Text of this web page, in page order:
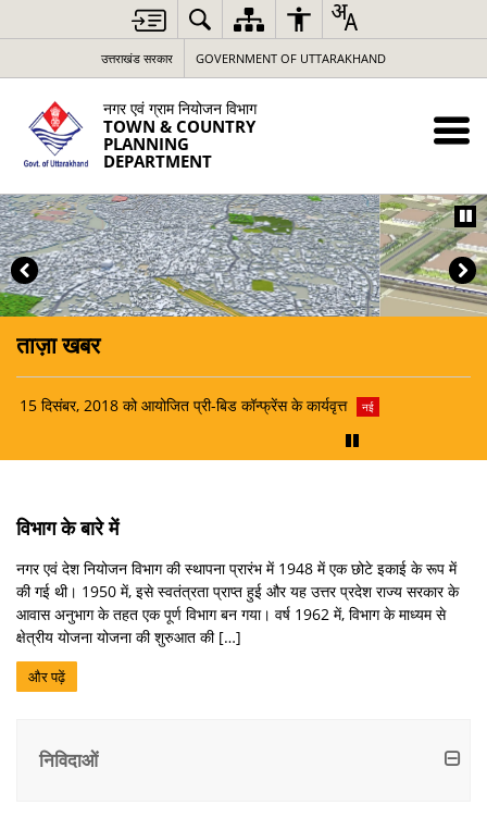
उत्तराखंड सरकार GOVERNMENT OF UTTARAKHAND
नगर एवं ग्राम नियोजन विभाग
TOWN & COUNTRY
PLANNING
DEPARTMENT
ताज़ा खबर
15 दिसंबर, 2018 को आयोजित प्री-बिड कॉन्फ्रेंस के कार्यवृत्त नई
विभाग के बारे में
नगर एवं देश नियोजन विभाग की स्थापना प्रारंभ में 1948 में एक छोटे इकाई के रूप में
की गई थी। 1950 में, इसे स्वतंत्रता प्राप्त हुई और यह उत्तर प्रदेश राज्य सरकार के
आवास अनुभाग के तहत एक पूर्ण विभाग बन गया। वर्ष 1962 में, विभाग के माध्यम से
क्षेत्रीय योजना योजना की शुरुआत की […]
और पढ़ें
निविदाओं